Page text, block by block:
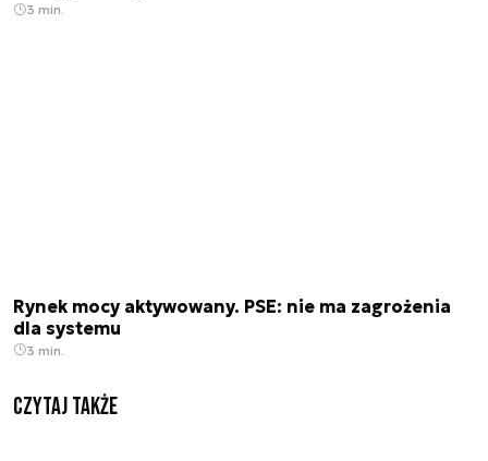
3 min.
Rynek mocy aktywowany. PSE: nie ma zagrożenia
dla systemu
3 min.
Czytaj także